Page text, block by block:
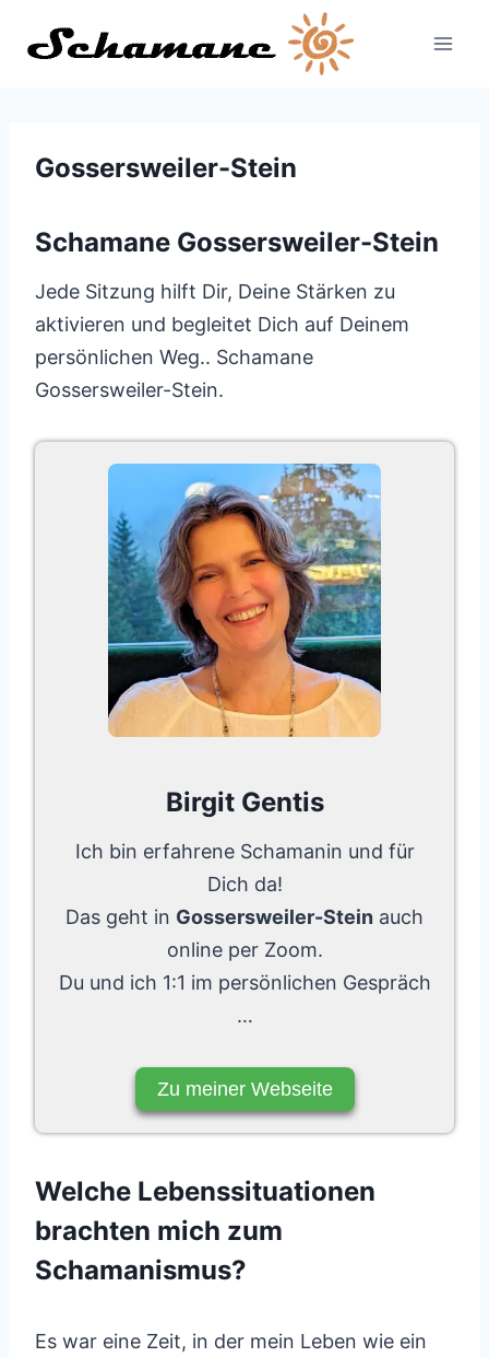
Inhalt
Gossersweiler-Stein
Schamane Gossersweiler-Stein
Jede Sitzung hilft Dir, Deine Stärken zu
aktivieren und begleitet Dich auf Deinem
persönlichen Weg.. Schamane
Gossersweiler-Stein.
Birgit Gentis
Ich bin erfahrene Schamanin und für
Dich da!
Das geht in Gossersweiler-Stein auch
online per Zoom.
Du und ich 1:1 im persönlichen Gespräch
…
Zu meiner Webseite
Welche Lebenssituationen
brachten mich zum
Schamanismus?
Es war eine Zeit, in der mein Leben wie ein